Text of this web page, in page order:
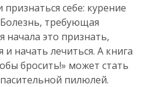
себе: курение
требующая
начала это признать,
и начать лечиться. А книга
бросить!» может стать
пилюлей.